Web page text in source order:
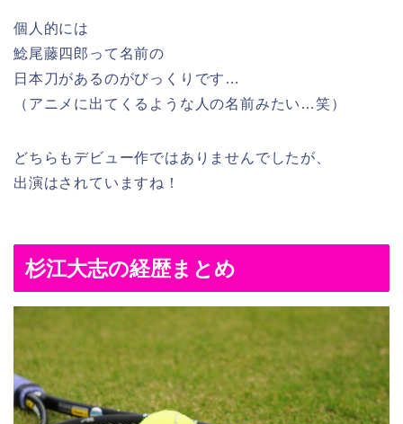
個人的には
鯰尾藤四郎って名前の
日本刀があるのがびっくりです…
（アニメに出てくるような人の名前みたい…笑）
どちらもデビュー作ではありませんでしたが、
出演はされていますね！
杉江大志の経歴まとめ